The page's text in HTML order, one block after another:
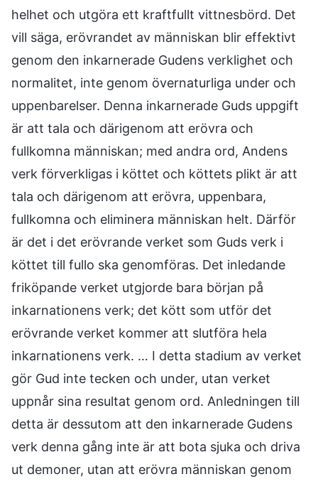
helhet och utgöra ett kraftfullt vittnesbörd. Det
vill säga, erövrandet av människan blir effektivt
genom den inkarnerade Gudens verklighet och
normalitet, inte genom övernaturliga under och
uppenbarelser. Denna inkarnerade Guds uppgift
är att tala och därigenom att erövra och
fullkomna människan; med andra ord, Andens
verk förverkligas i köttet och köttets plikt är att
tala och därigenom att erövra, uppenbara,
fullkomna och eliminera människan helt. Därför
är det i det erövrande verket som Guds verk i
köttet till fullo ska genomföras. Det inledande
friköpande verket utgjorde bara början på
inkarnationens verk; det kött som utför det
erövrande verket kommer att slutföra hela
inkarnationens verk. … I detta stadium av verket
gör Gud inte tecken och under, utan verket
uppnår sina resultat genom ord. Anledningen till
detta är dessutom att den inkarnerade Gudens
verk denna gång inte är att bota sjuka och driva
ut demoner, utan att erövra människan genom